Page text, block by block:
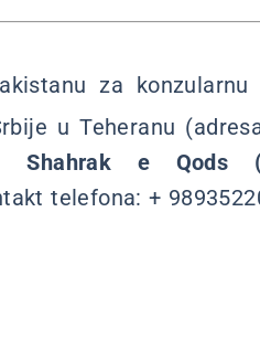
za
u Teheranu
Shahrak e Qods
telefona: +